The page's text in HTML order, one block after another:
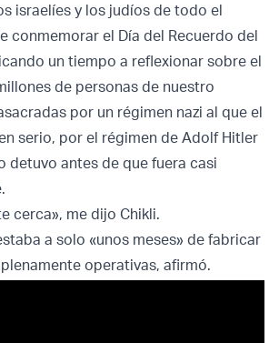
israelíes y los judíos de todo el
conmemorar el Día del Recuerdo del
un tiempo a reflexionar sobre el
de personas de nuestro
por un régimen nazi al que el
serio, por el régimen de Adolf Hitler
detuvo antes de que fuera casi
cerca», me dijo Chikli.
a solo «unos meses» de fabricar
operativas, afirmó.